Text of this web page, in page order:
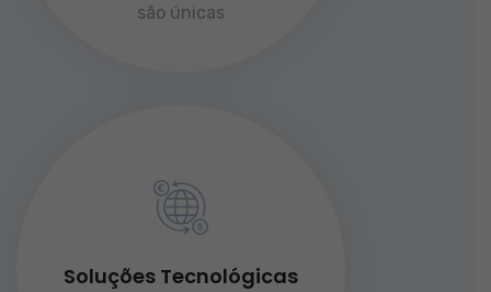
são únicas
Soluções Tecnológicas